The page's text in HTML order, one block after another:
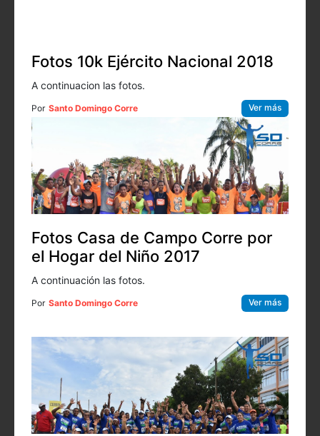
Fotos 10k Ejército Nacional 2018
A continuacion las fotos.
Por Santo Domingo Corre Ver más
Fotos Casa de Campo Corre por
el Hogar del Niño 2017
A continuación las fotos.
Por Santo Domingo Corre Ver más